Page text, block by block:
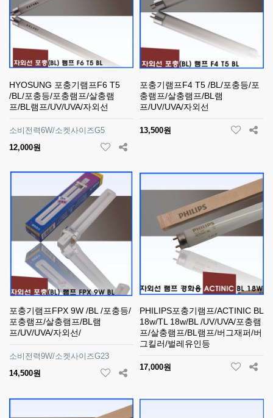
HYOSUNG 포충기램프F6 T5
/BL/포충등/포충램프/살충램
프/BL램프/UV/UVA/자외선
소비전력6W/소켓사이즈G5
12,000원
포충기램프F4 T5 /BL/포충등/포
충램프/살충램프/BL램
프/UV/UVA/자외선
13,500원
포충기램프FPX 9W /BL /포충등/
포충램프/살충램프/BL램
프/UV/UVA/자외선/
소비전력9W/소켓사이즈G23
14,500원
PHILIPS포충기램프/ACTINIC BL
18w/TL 18w/BL /UV/UVA/포충램
프/살충램프/BL램프/버그재퍼/버
그킬러/벌레유인등
17,000원